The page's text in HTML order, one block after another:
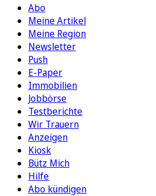
Abo
Meine Artikel
Meine Region
Newsletter
Push
E-Paper
Immobilien
Jobbörse
Testberichte
Wir Trauern
Anzeigen
Kiosk
Bütz Mich
Hilfe
Abo kündigen